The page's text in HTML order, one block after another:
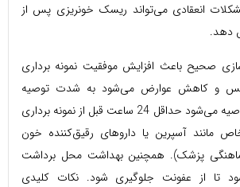
انعقادی می‌تواند ریسک خونریزی پس از
دهد.
صحیح باعث افزایش موفقیت نمونه برداری
و کاهش عوارض می‌شود به شدت توصیه
می‌گردد. به بیماران توصیه می‌شود حداقل 24 ساعت قبل از نمونه برداری
مانند آسپرین یا داروهای رقیق‌کننده خون
پزشک). همچنین بهداشت محل برداشت
تا از عفونت جلوگیری شود. نکات کلیدی